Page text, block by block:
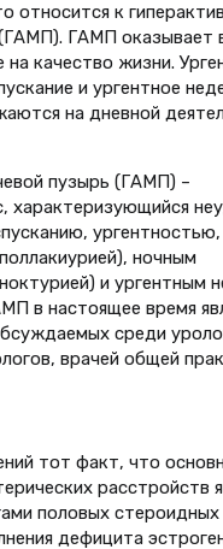
относится к
ГАМП оказывает
на качество жизни.
и ургентное
на дневной
пузырь (ГАМП) –
характеризующийся
ночным
и ургентным
в настоящее время
среди
врачей общей
тот факт, что
расстройств
половых
дефицита